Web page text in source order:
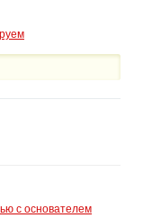
с основателем